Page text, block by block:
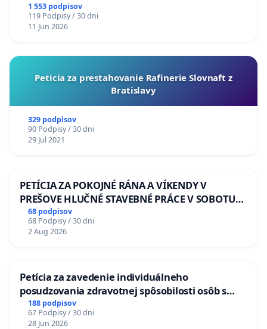
1 553 podpisov
119 Podpisy / 30 dni
11 Jun 2026
Peticia za prestahovanie Rafinerie Slovnaft z
Bratislavy
329 podpisov
90 Podpisy / 30 dni
29 Jul 2021
PETÍCIA ZA POKOJNÉ RÁNA A VÍKENDY V
PREŠOVE HLUČNÉ STAVEBNÉ PRÁCE V SOBOTU
LEN OD 9.00 DO 13.00 HOD., CEZ PRACOVNÝ
TÝŽDEŇ CIEĽ 8.00 – 18.00 HOD. A PRAVIDELNÁ
KONTROLA STAVBY C-AREA NA
68 podpisov
68 Podpisy / 30 dni
2 Aug 2026
Petícia za zavedenie individuálneho
posudzovania zdravotnej spôsobilosti osôb s
diabetom 1. a 2. typu pri prijímaní do
Policajného zboru SR
188 podpisov
67 Podpisy / 30 dni
28 Jun 2026